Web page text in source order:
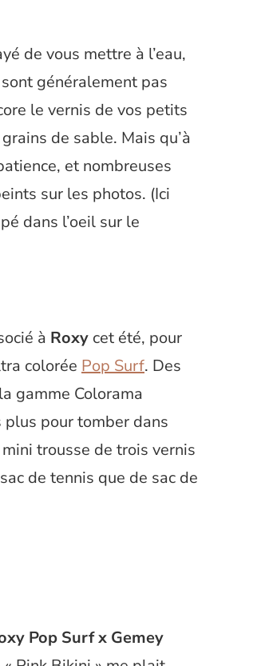
de vous mettre à l’eau,
généralement pas
le vernis de vos petits
de sable. Mais qu’à
et nombreuses
sur les photos. (Ici
dans l’oeil sur le
à Roxy cet été, pour
colorée Pop Surf. Des
gamme Colorama
plus pour tomber dans
trousse de trois vernis
de tennis que de sac de
Pop Surf x Gemey